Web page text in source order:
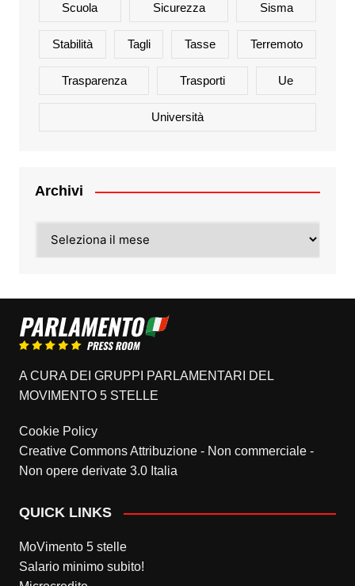
Scuola Sicurezza Sisma
Stabilità Tagli Tasse Terremoto
Trasparenza Trasporti Ue
Università
Archivi
A CURA DEI GRUPPI PARLAMENTARI DEL
MOVIMENTO 5 STELLE
Cookie Policy
Creative Commons Attribuzione - Non commerciale -
Non opere derivate 3.0 Italia
QUICK LINKS
MoVimento 5 stelle
Salario minimo subito!